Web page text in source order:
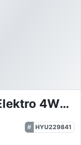
Hyundai IONIQ 5 Uniq Elektro 4WD 77 HUD StandHZG Navi
HYU229841